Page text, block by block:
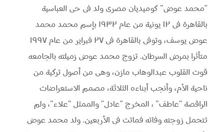
"محمد عوض" كوميديان مصرى ولد فى حى العباسية
بالقاهرة فى ١٢ يونية من عام ١٩٣٢ بإسم محمد محمد
عوض يوسف، وتوفى بالقاهرة فى ٢٧ فبراير من عام ١٩٩٧
متأثرا بمرض السرطان. تزوج محمد عوض زميلته بالجامعه
قوت القلوب عبدالوهاب مازن، وهى من أصول تركية من
ناحية الأم، وأنجب أبناءه الثلاثة، مصمم الاستعراضات
الراقصة "عاطف" ، المخرج "عادل" والممثل "علاء"، ولم
تتحمل زوجته وفاته فماتت فى الأربعين. ولد محمد عوض